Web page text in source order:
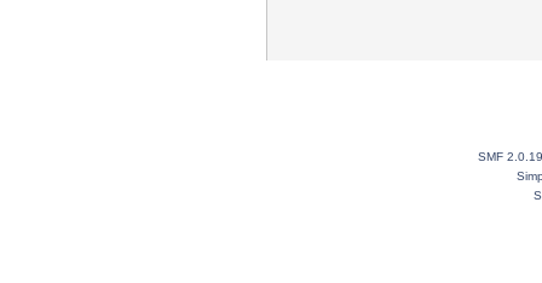
SMF 2.0.19